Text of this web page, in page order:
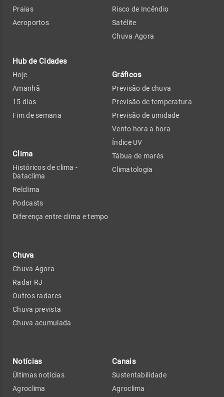
Praias
Aeroportos
Hub de Cidades
Hoje
Amanhã
15 dias
Fim de semana
Clima
Históricos de clima -
Dataclima
Relclima
Podcasts
Diferença entre clima e tempo
Chuva
Chuva Agora
Radar RJ
Outros radares
Chuva prevista
Chuva acumulada
Risco de Incêndio
Satélite
Chuva Agora
Gráficos
Previsão de chuva
Previsão de temperatura
Previsão de umidade
Vento hora a hora
Índice UV
Tábua de marés
Climatologia
Notícias
Últimas notícias
Agroclima
Canais
Sustentabilidade
Agroclima